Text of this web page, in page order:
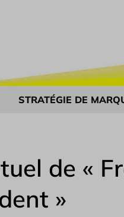
STRATÉGIE DE
de «
»